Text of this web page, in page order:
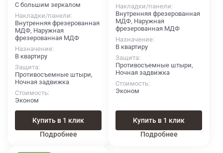
С большим зеркалом
Накладки/панели
Внутренняя фрезерованная
МДФ, Наружная
фрезерованная МДФ
Назначение
В квартиру
Защита
Противосъемные штыри,
Ночная задвижка
Стоимость
Эконом
Купить в 1 клик
Подробнее
Накладки/панели
Внутренняя фрезерованная
МДФ, Наружная
фрезерованная МДФ
Назначение
В квартиру
Защита
Противосъемные штыри,
Ночная задвижка
Стоимость
Эконом
Купить в 1 клик
Подробнее